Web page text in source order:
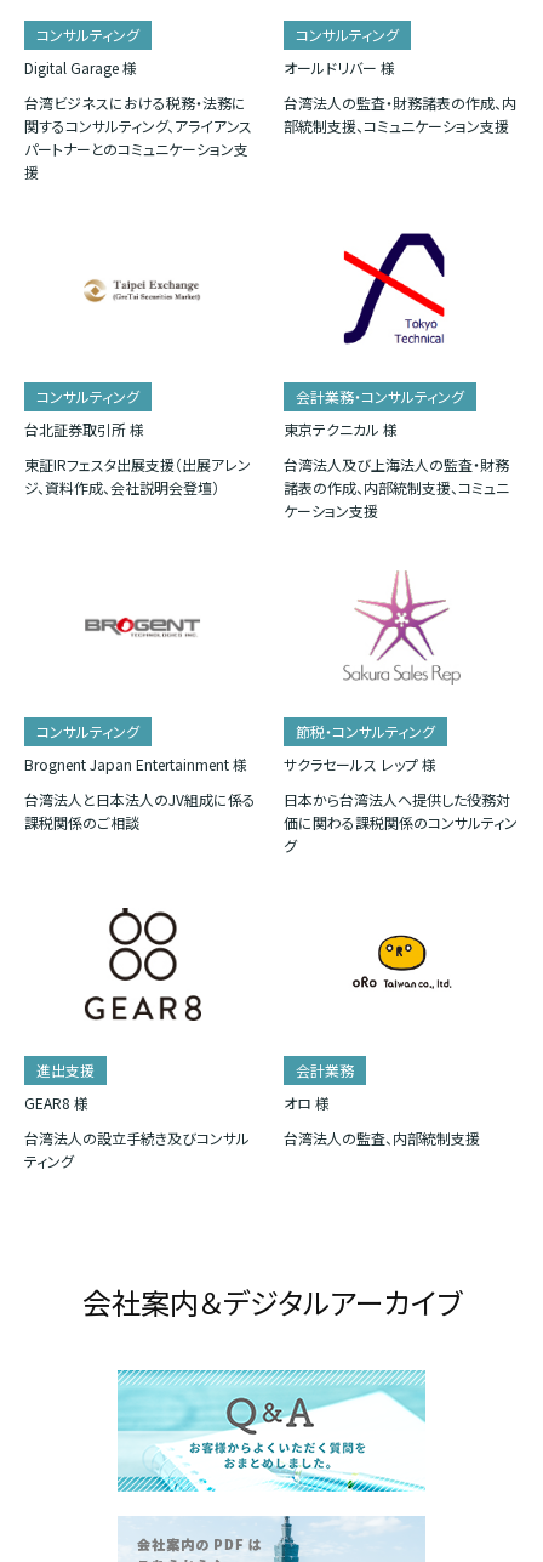
コンサルティング
Digital Garage 様
台湾ビジネスにおける税務・法務に
関するコンサルティング、アライアンス
パートナーとのコミュニケーション支
援
コンサルティング
オールドリバー 様
台湾法人の監査・財務諸表の作成、内
部統制支援、コミュニケーション支援
コンサルティング
台北証券取引所 様
東証IRフェスタ出展支援（出展アレン
ジ、資料作成、会社説明会登壇）
会計業務・コンサルティング
東京テクニカル 様
台湾法人及び上海法人の監査・財務
諸表の作成、内部統制支援、コミュニ
ケーション支援
コンサルティング
Brognent Japan Entertainment 様
台湾法人と日本法人のJV組成に係る
課税関係のご相談
節税・コンサルティング
サクラセールス レップ 様
日本から台湾法人へ提供した役務対
価に関わる課税関係のコンサルティン
グ
進出支援
GEAR8 様
台湾法人の設立手続き及びコンサル
ティング
会計業務
オロ 様
台湾法人の監査、内部統制支援
会社案内＆デジタルアーカイブ